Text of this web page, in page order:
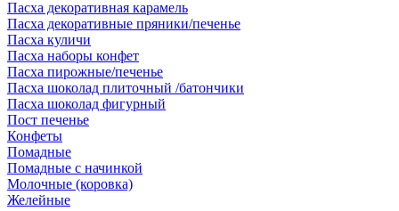
Пасха декоративная карамель
Пасха декоративные пряники/печенье
Пасха куличи
Пасха наборы конфет
Пасха пирожные/печенье
Пасха шоколад плиточный /батончики
Пасха шоколад фигурный
Пост печенье
Конфеты
Помадные
Помадные с начинкой
Молочные (коровка)
Желейные